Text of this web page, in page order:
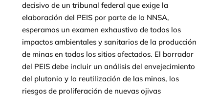
decisivo de un tribunal federal que exige la
elaboración del PEIS por parte de la NNSA,
esperamos un examen exhaustivo de todos los
impactos ambientales y sanitarios de la producción
de minas en todos los sitios afectados. El borrador
del PEIS debe incluir un análisis del envejecimiento
del plutonio y la reutilización de las minas, los
riesgos de proliferación de nuevas ojivas